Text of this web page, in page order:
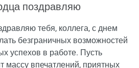
поздравляю
тебя, коллега, с днем
безграничных возможностей
успехов в работе. Пусть
массу впечатлений, приятных